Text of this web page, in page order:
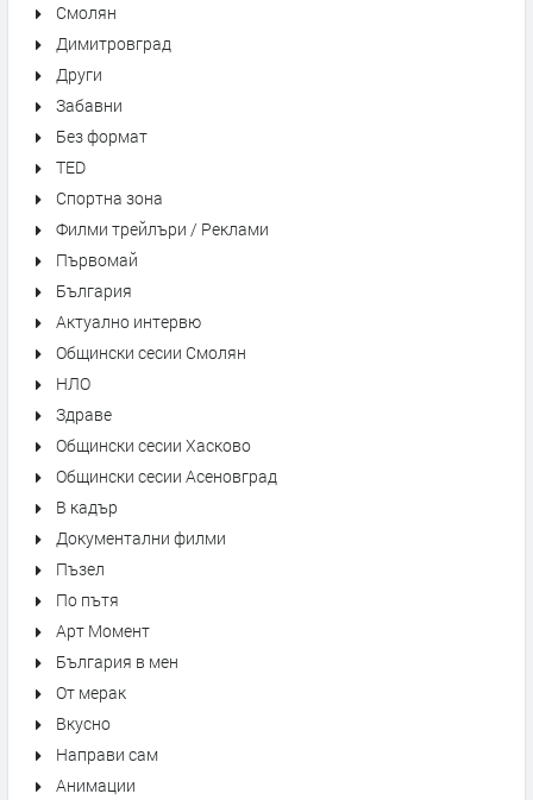
Смолян
Димитровград
Други
Забавни
Без формат
TED
Спортна зона
Филми трейлъри / Реклами
Първомай
България
Актуално интервю
Общински сесии Смолян
НЛО
Здраве
Общински сесии Хасково
Общински сесии Асеновград
В кадър
Документални филми
Пъзел
По пътя
Арт Момент
България в мен
От мерак
Вкусно
Направи сам
Анимации